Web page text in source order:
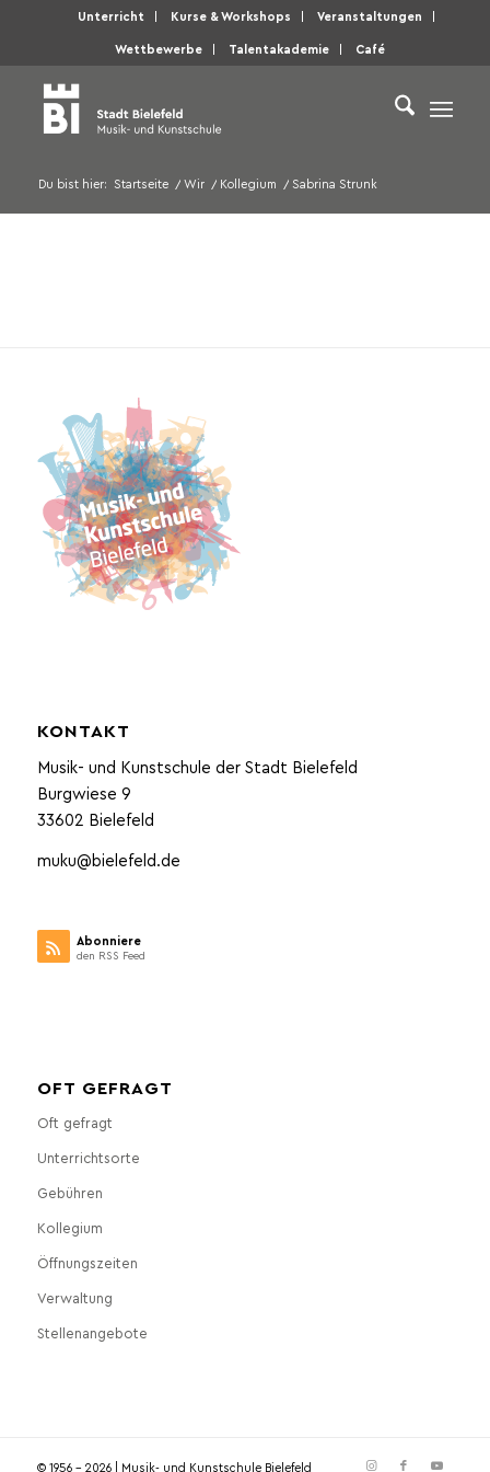
Unterricht Kurse & Workshops Veranstaltungen
Wettbewerbe Talentakademie Café
Du bist hier: Startseite / Wir / Kollegium / Sabrina Strunk
KONTAKT
Musik- und Kunstschule der Stadt Bielefeld
Burgwiese 9
33602 Bielefeld
muku@bielefeld.de
Abonniere
den RSS Feed
OFT GEFRAGT
Oft gefragt
Unterrichtsorte
Gebühren
Kollegium
Öffnungszeiten
Verwaltung
Stellenangebote
© 1956 - 2026 | Musik- und Kunstschule Bielefeld